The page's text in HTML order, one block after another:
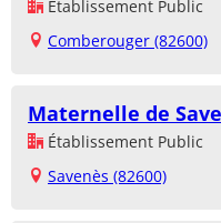
Établissement Public
Comberouger (82600)
Maternelle de
Établissement Public
Savenès (82600)